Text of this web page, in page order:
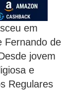
em
Fernando de
jovem
e
Regulares